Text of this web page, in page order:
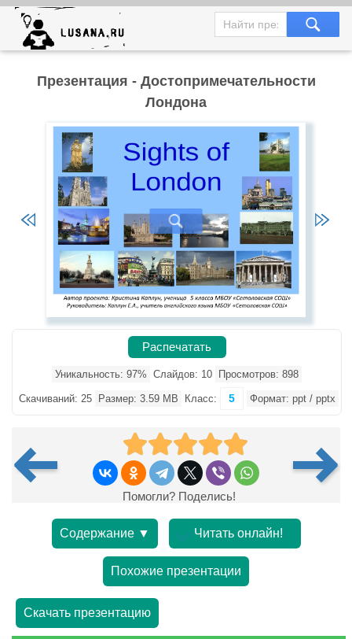
Презентация - Достопримечательности
Лондона
Распечатать
Уникальность: 97% Слайдов: 10 Просмотров: 898
Скачиваний: 25 Размер: 3.59 MB Класс: 5 Формат: ppt / pptx
Помогли? Поделись!
Содержание ▼ Читать онлайн!
Похожие презентации
Скачать презентацию